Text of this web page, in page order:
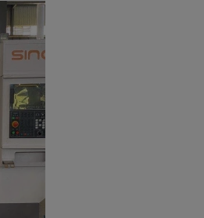
10000 set SINO VMC'den yeterli geri